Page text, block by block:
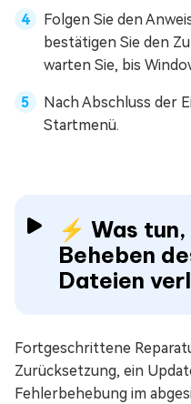
Folgen Sie den
bestätigen Sie den
warten Sie, bis
Nach Abschluss der
Startmenü.
⚡ Was
Beheben
Dateien
Fortgeschrittene
Zurücksetzung, ein
Fehlerbehebung im